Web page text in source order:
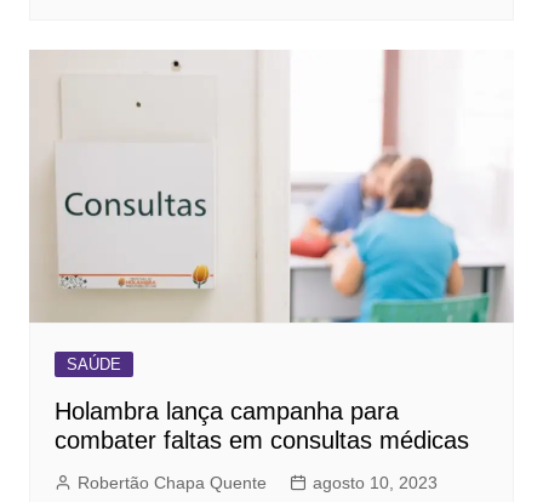
SAÚDE
Holambra lança campanha para
combater faltas em consultas médicas
Robertão Chapa Quente
agosto 10, 2023